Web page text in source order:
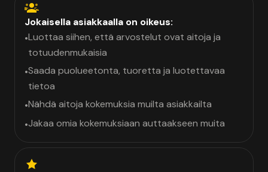
Jokaisella asiakkaalla on oikeus:
•Luottaa siihen, että arvostelut ovat aitoja ja
totuudenmukaisia
•Saada puolueetonta, tuoretta ja luotettavaa
tietoa
•Nähdä aitoja kokemuksia muilta asiakkailta
•Jakaa omia kokemuksiaan auttaakseen muita